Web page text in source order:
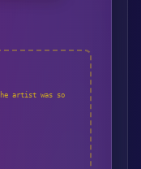
artist was so